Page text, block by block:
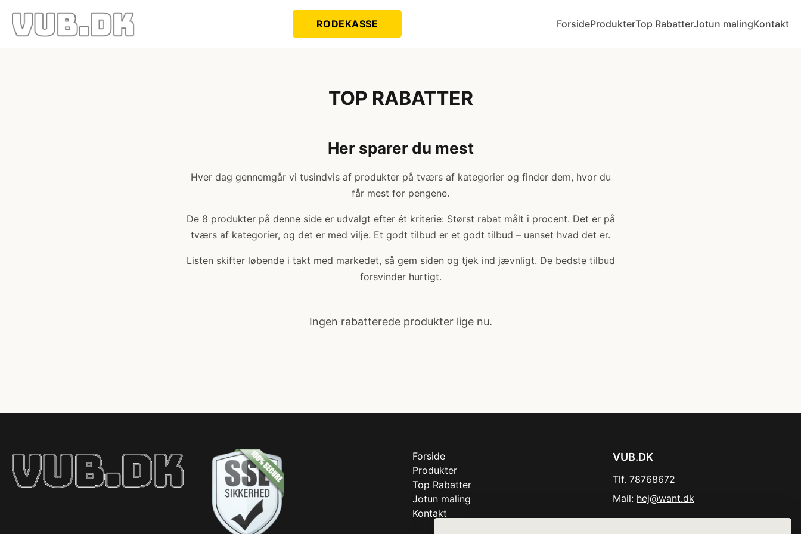
RODEKASSE ForsideProdukterTop RabatterJotun malingKontakt
TOP RABATTER
Her sparer du mest
Hver dag gennemgår vi tusindvis af produkter på tværs af kategorier og finder dem, hvor du
får mest for pengene.
De 8 produkter på denne side er udvalgt efter ét kriterie: Størst rabat målt i procent. Det er på
tværs af kategorier, og det er med vilje. Et godt tilbud er et godt tilbud – uanset hvad det er.
Listen skifter løbende i takt med markedet, så gem siden og tjek ind jævnligt. De bedste tilbud
forsvinder hurtigt.
Ingen rabatterede produkter lige nu.
Forside
Produkter
Top Rabatter
Jotun maling
Kontakt
VUB.DK
Tlf. 78768672
Mail: hej@want.dk